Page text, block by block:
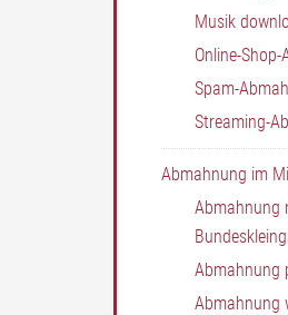
Musik
Online-
Spam-
Streaming-
Abmahnung im
Abmahnung
Abmahnung
Abmahnung